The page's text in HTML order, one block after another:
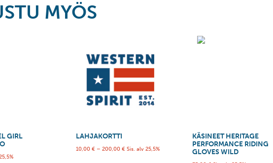
MYÖS
GIRL
LAHJAKORTTI
10,00 € – 200,00 € Sis. alv 25,5%
KÄSINEET HERITAGE
PERFORMANCE RIDING
GLOVES WILD